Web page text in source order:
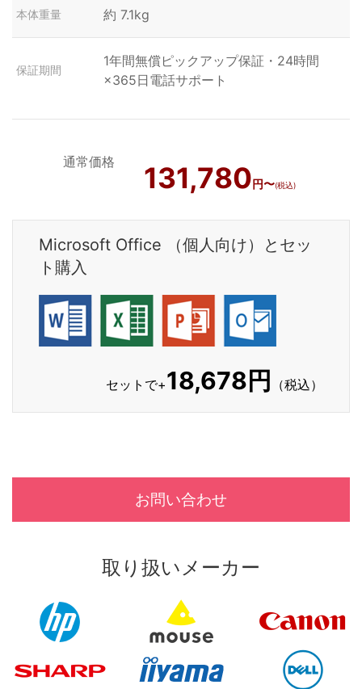
本体重量 約 7.1kg
保証期間
1年間無償ピックアップ保証・24時間
×365日電話サポート
通常価格 131,780円〜(税込)
Microsoft Office （個人向け）とセッ
ト購入
セットで+18,678円 （税込）
お問い合わせ
取り扱いメーカー